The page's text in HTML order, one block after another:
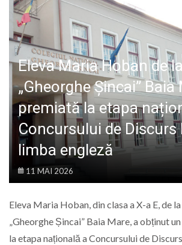
SPORT
SPECIAL
POLITIC
LIFE
Eleva Maria Hoban de
„Gheorghe Șincai” Baia
premiată la etapa
Concursului de Discurs
limba engleză
11 MAI 2026
Eleva Maria Hoban, din clasa a X-a E, de
„Gheorghe Șincai” Baia Mare, a obținut
la etapa națională a Concursului de